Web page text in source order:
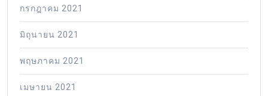
กรกฎาคม 2021
มิถุนายน 2021
พฤษภาคม 2021
เมษายน 2021